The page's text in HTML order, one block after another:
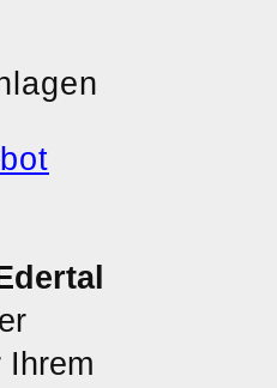
Ihrem